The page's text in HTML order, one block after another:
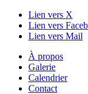
Lien vers X
Lien vers
Lien vers Mail
À propos
Galerie
Calendrier
Contact